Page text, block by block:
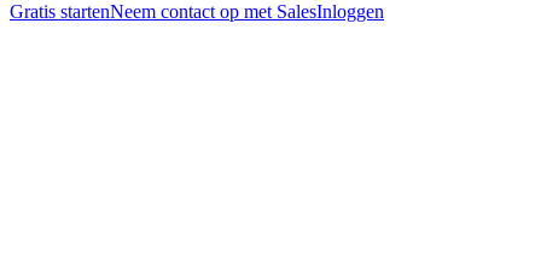
Gratis startenNeem contact op met SalesInloggen